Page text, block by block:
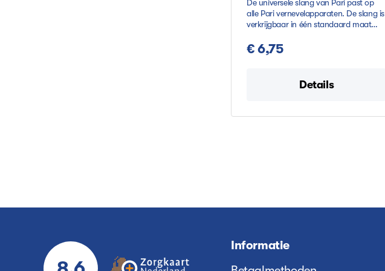
De universele slang van Pari past op
alle Pari vernevelapparaten. De slang is
verkrijgbaar in één standaard maat
€ 6,75
Details
Informatie